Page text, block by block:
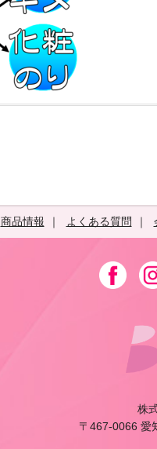
商品情報 よくある質問
株
〒467-0066 愛